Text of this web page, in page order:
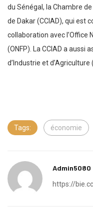
du Sénégal, la Chambre
de Dakar (CCIAD), qui est
collaboration avec l’Office
(ONFP). La CCIAD a aussi
d’Industrie et d’Agriculture
Tags: économie
Admin5080
https://